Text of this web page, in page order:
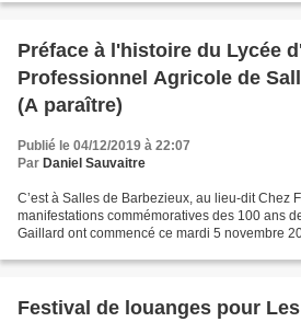
Préface à l'histoire du Lycée
Professionnel Agricole de
(A paraître)
Publié le 04/12/2019 à 22:07
Par Daniel Sauvaitre
C’est à Salles de Barbezieux, au lieu-dit Chez
manifestations commémoratives des 100 ans
Gaillard ont commencé ce mardi 5 novembre
Festival de louanges pour